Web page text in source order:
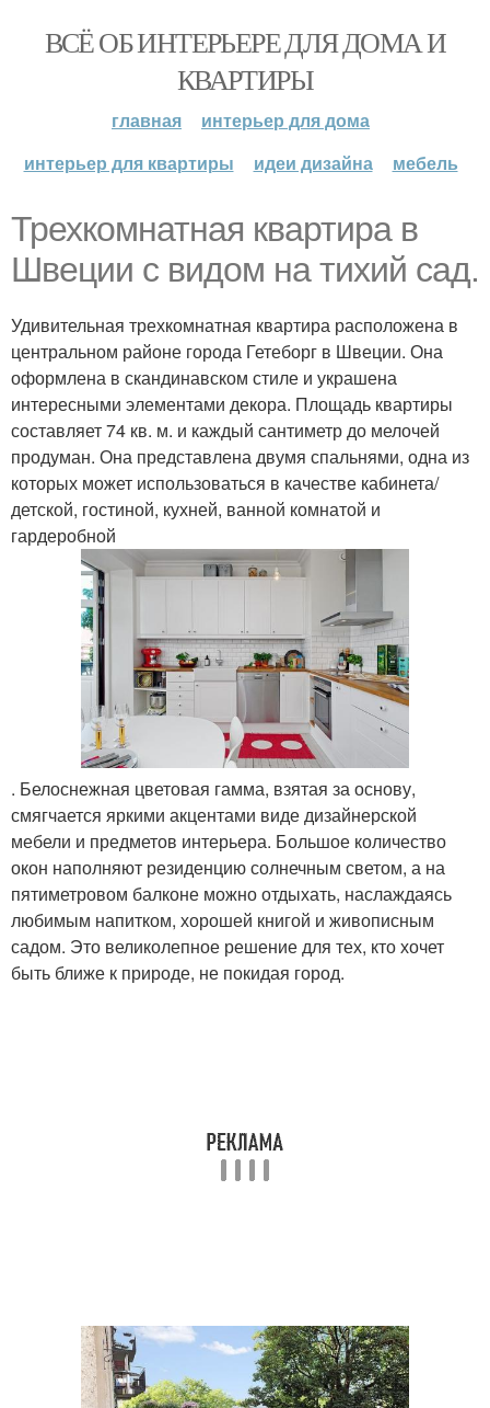
ВСЁ ОБ ИНТЕРЬЕРЕ ДЛЯ ДОМА И
КВАРТИРЫ
главная
интерьер для дома
интерьер для квартиры
идеи дизайна мебель
Трехкомнатная квартира в
Швеции с видом на тихий сад.
Удивительная трехкомнатная квартира расположена в
центральном районе города Гетеборг в Швеции. Она
оформлена в скандинавском стиле и украшена
интересными элементами декора. Площадь квартиры
составляет 74 кв. м. и каждый сантиметр до мелочей
продуман. Она представлена двумя спальнями, одна из
которых может использоваться в качестве кабинета/
детской, гостиной, кухней, ванной комнатой и
гардеробной
. Белоснежная цветовая гамма, взятая за основу,
смягчается яркими акцентами виде дизайнерской
мебели и предметов интерьера. Большое количество
окон наполняют резиденцию солнечным светом, а на
пятиметровом балконе можно отдыхать, наслаждаясь
любимым напитком, хорошей книгой и живописным
садом. Это великолепное решение для тех, кто хочет
быть ближе к природе, не покидая город.